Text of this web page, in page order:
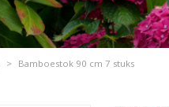
> Bamboestok 90 cm 7 stuks